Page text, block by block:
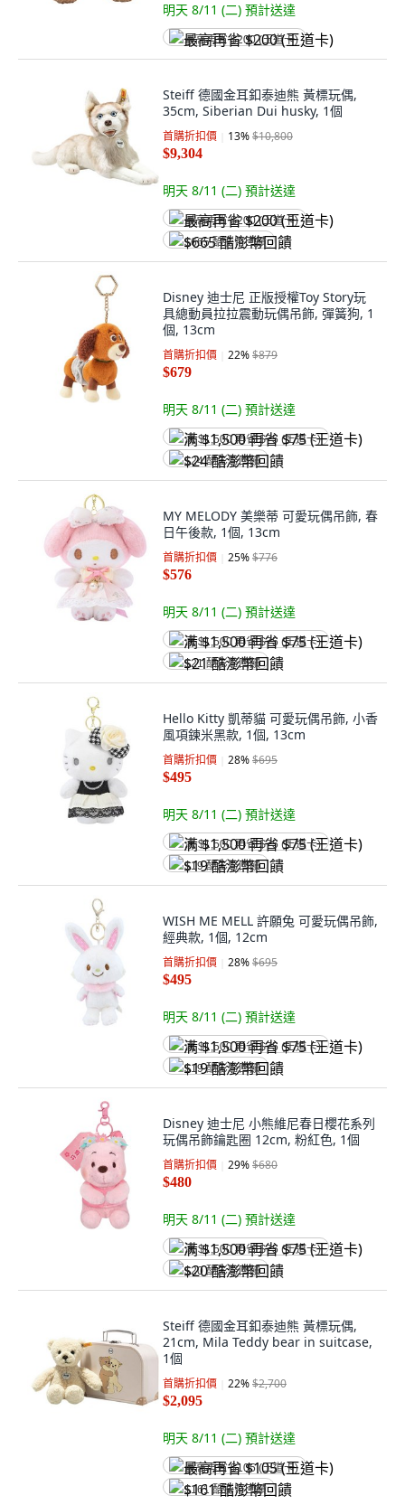
明天 8/11 (二) 預計送達
最高再省 $200 (王道卡)
Steiff 德國金耳釦泰迪熊 黃標玩偶,
35cm, Siberian Dui husky, 1個
首購折扣價 13%$10,800
$9,304
明天 8/11 (二) 預計送達
最高再省 $200 (王道卡)
$665 酷澎幣回饋
Disney 迪士尼 正版授權Toy Story玩
具總動員拉拉震動玩偶吊飾, 彈簧狗, 1
個, 13cm
首購折扣價 22%$879
$679
明天 8/11 (二) 預計送達
满 $1,500 再省 $75 (王道卡)
$24 酷澎幣回饋
MY MELODY 美樂蒂 可愛玩偶吊飾, 春
日午後款, 1個, 13cm
首購折扣價 25%$776
$576
明天 8/11 (二) 預計送達
满 $1,500 再省 $75 (王道卡)
$21 酷澎幣回饋
Hello Kitty 凱蒂貓 可愛玩偶吊飾, 小香
風項鍊米黑款, 1個, 13cm
首購折扣價 28%$695
$495
明天 8/11 (二) 預計送達
满 $1,500 再省 $75 (王道卡)
$19 酷澎幣回饋
WISH ME MELL 許願兔 可愛玩偶吊飾,
經典款, 1個, 12cm
首購折扣價 28%$695
$495
明天 8/11 (二) 預計送達
满 $1,500 再省 $75 (王道卡)
$19 酷澎幣回饋
Disney 迪士尼 小熊維尼春日櫻花系列
玩偶吊飾鑰匙圈 12cm, 粉紅色, 1個
首購折扣價 29%$680
$480
明天 8/11 (二) 預計送達
满 $1,500 再省 $75 (王道卡)
$20 酷澎幣回饋
Steiff 德國金耳釦泰迪熊 黃標玩偶,
21cm, Mila Teddy bear in suitcase,
1個
首購折扣價 22%$2,700
$2,095
明天 8/11 (二) 預計送達
最高再省 $105 (王道卡)
$161 酷澎幣回饋